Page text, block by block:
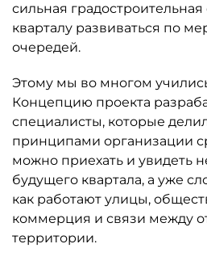
сильная градостроительная
кварталу развиваться по
очередей.
Этому мы во многом
Концепцию проекта
специалисты, которые
принципами организации
можно приехать и увидеть
будущего квартала, а уже
как работают улицы,
коммерция и связи между
территории.